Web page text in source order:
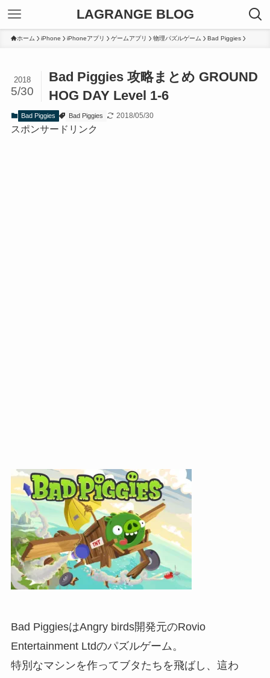
LAGRANGE BLOG
ホーム iPhone iPhoneアプリ ゲームアプリ 物理パズルゲーム Bad Piggies
Bad Piggies 攻略まとめ GROUND
HOG DAY Level 1-6
2018
5/30
Bad Piggies Bad Piggies 2018/05/30
スポンサードリンク
Bad PiggiesはAngry birds開発元のRovio
Entertainment Ltdのパズルゲーム。
特別なマシンを作ってブタたちを飛ばし、這わ